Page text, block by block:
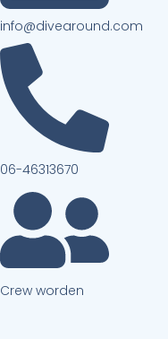
info@divearound.com
06-46313670
Crew worden